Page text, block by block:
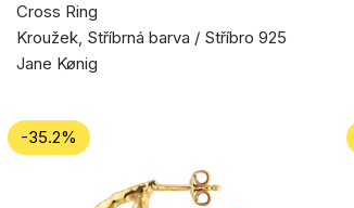
Cross Ring
Kroužek, Stříbrná barva / Stříbro 925
Jane Kønig
-35.2%